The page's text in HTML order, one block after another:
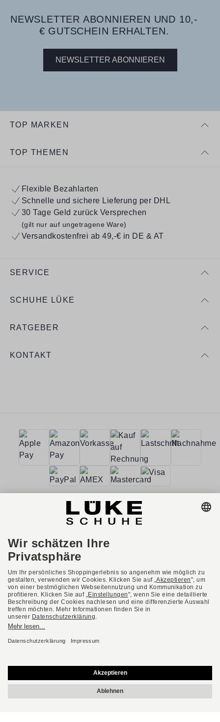
NEWSLETTER ABONNIEREN UND 10,-
€ GUTSCHEIN ERHALTEN.
NEWSLETTER ABONNIEREN
TOP MARKEN
TOP THEMEN
Flexible Bezahlarten
Schnelle und sichere Lieferung per DHL
30 Tage Geld zurück Versprechen
(gilt nur auf ungetragene Ware)
Versandkostenfrei ab 49,-€ in DE & AT
SERVICE
SCHUHE LÜKE
RATGEBER
KONTAKT
Deutsch
AGB Barrierefreiheit
Impressum
Datenschutzerklärung
Datenschutzeinstellungen